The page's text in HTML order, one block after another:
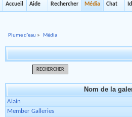
Accueil Aide Rechercher Média Chat
Plume d'eau » Média
RECHERCHER
Nom de la
Alain
Member Galleries